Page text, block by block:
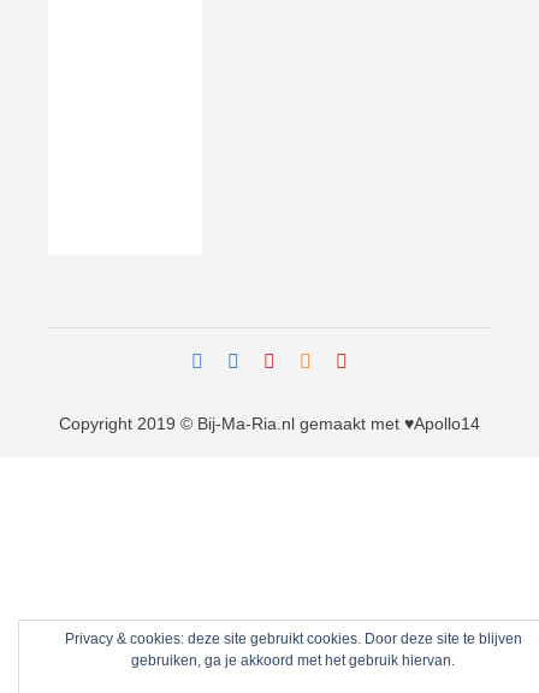
Privacy & cookies: deze site gebruikt cookies. Door deze site te blijven
gebruiken, ga je akkoord met het gebruik hiervan.
Copyright 2019 © Bij-Ma-Ria.nl gemaakt met ♥Apollo14